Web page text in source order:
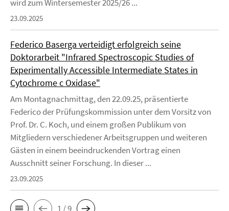
wird zum Wintersemester 2025/26 ...
23.09.2025
Federico Baserga verteidigt erfolgreich seine
Doktorarbeit "Infrared Spectroscopic Studies of
Experimentally Accessible Intermediate States in
Cytochrome c Oxidase"
Am Montagnachmittag, den 22.09.25, präsentierte
Federico der Prüfungskommission unter dem Vorsitz von
Prof. Dr. C. Koch, und einem großen Publikum von
Mitgliedern verschiedener Arbeitsgruppen und weiteren
Gästen in einem beeindruckenden Vortrag einen
Ausschnitt seiner Forschung. In dieser ...
23.09.2025
1 / 9